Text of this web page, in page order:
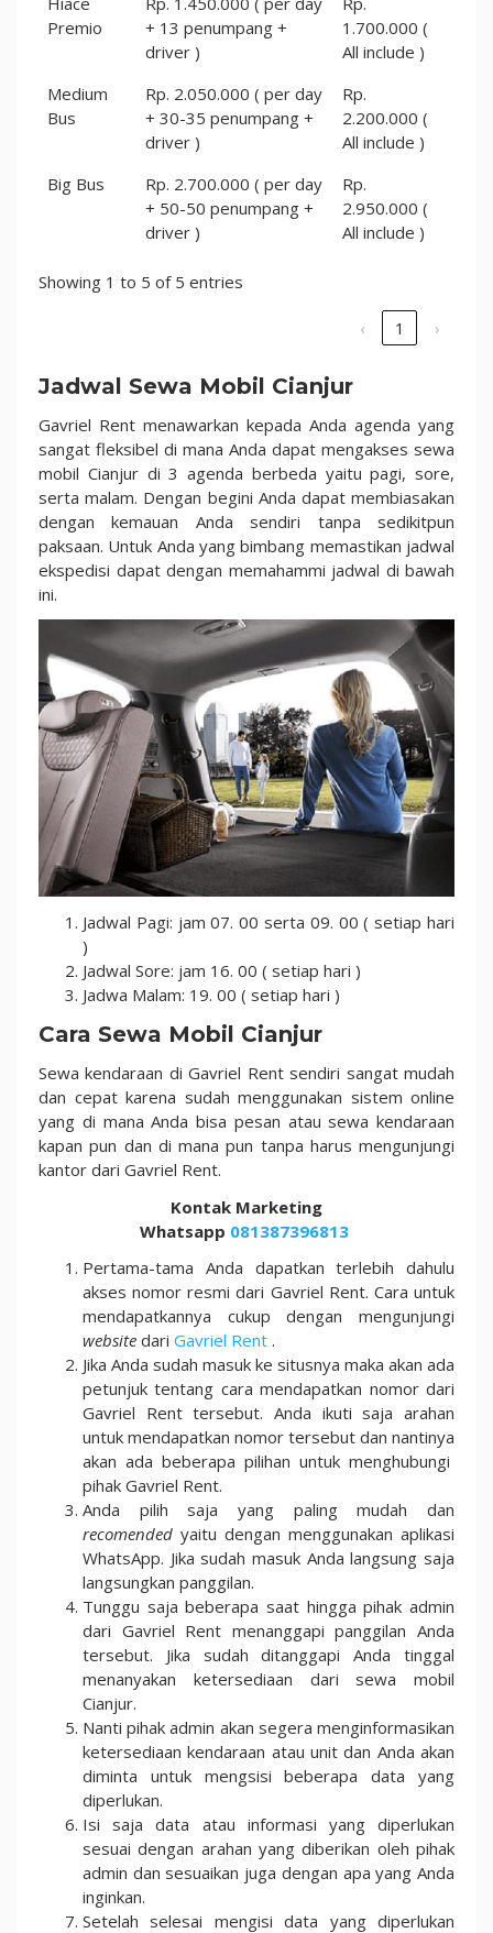
Premio
+ 13 penumpang +
driver )
1.700.000 (
All include )
Medium
Bus
Rp. 2.050.000 ( per day
+ 30-35 penumpang +
driver )
Rp.
2.200.000 (
All include )
Big Bus
Rp. 2.700.000 ( per day
+ 50-50 penumpang +
driver )
Rp.
2.950.000 (
All include )
Showing 1 to 5 of 5 entries
‹ 1 ›
Jadwal Sewa Mobil Cianjur
Gavriel Rent menawarkan kepada Anda agenda yang
sangat fleksibel di mana Anda dapat mengakses sewa
mobil Cianjur di 3 agenda berbeda yaitu pagi, sore,
serta malam. Dengan begini Anda dapat membiasakan
dengan kemauan Anda sendiri tanpa sedikitpun
paksaan. Untuk Anda yang bimbang memastikan jadwal
ekspedisi dapat dengan memahammi jadwal di bawah
ini.
Jadwal Pagi: jam 07. 00 serta 09. 00 ( setiap hari
)
Jadwal Sore: jam 16. 00 ( setiap hari )
Jadwa Malam: 19. 00 ( setiap hari )
Cara Sewa Mobil Cianjur
Sewa kendaraan di Gavriel Rent sendiri sangat mudah
dan cepat karena sudah menggunakan sistem online
yang di mana Anda bisa pesan atau sewa kendaraan
kapan pun dan di mana pun tanpa harus mengunjungi
kantor dari Gavriel Rent.
Kontak Marketing
Whatsapp 081387396813
Pertama-tama Anda dapatkan terlebih dahulu
akses nomor resmi dari Gavriel Rent. Cara untuk
mendapatkannya cukup dengan mengunjungi
website dari Gavriel Rent .
Jika Anda sudah masuk ke situsnya maka akan ada
petunjuk tentang cara mendapatkan nomor dari
Gavriel Rent tersebut. Anda ikuti saja arahan
untuk mendapatkan nomor tersebut dan nantinya
akan ada beberapa pilihan untuk menghubungi
pihak Gavriel Rent.
Anda pilih saja yang paling mudah dan
recomended yaitu dengan menggunakan aplikasi
WhatsApp. Jika sudah masuk Anda langsung saja
langsungkan panggilan.
Tunggu saja beberapa saat hingga pihak admin
dari Gavriel Rent menanggapi panggilan Anda
tersebut. Jika sudah ditanggapi Anda tinggal
menanyakan ketersediaan dari sewa mobil
Cianjur.
Nanti pihak admin akan segera menginformasikan
ketersediaan kendaraan atau unit dan Anda akan
diminta untuk mengsisi beberapa data yang
diperlukan.
Isi saja data atau informasi yang diperlukan
sesuai dengan arahan yang diberikan oleh pihak
admin dan sesuaikan juga dengan apa yang Anda
inginkan.
Setelah selesai mengisi data yang diperlukan